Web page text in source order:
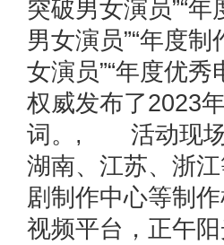
突破男女演员”“年
男女演员”“年度制
女演员”“年度优秀
权威发布了2023
词。, 活动现场
湖南、江苏、浙
剧制作中心等制
视频平台，正午